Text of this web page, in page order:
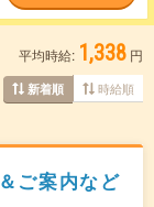
平均時給: 1,338 円
新着順 時給順
ご案内など